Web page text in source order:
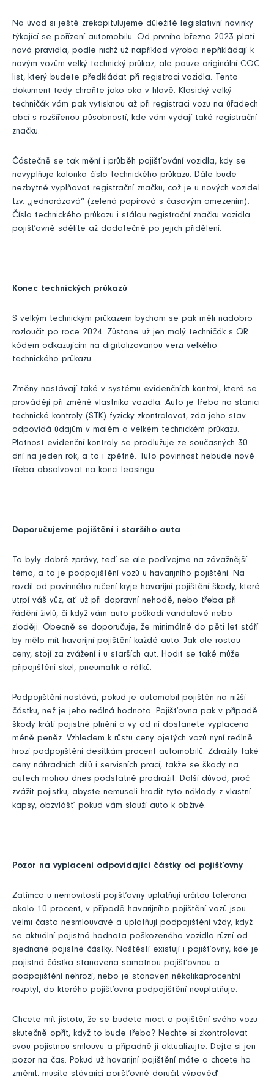
Na úvod si ještě zrekapitulujeme důležité legislativní novinky
týkající se pořízení automobilu. Od prvního března 2023 platí
nová pravidla, podle nichž už například výrobci nepřikládají k
novým vozům velký technický průkaz, ale pouze originální COC
list, který budete předkládat při registraci vozidla. Tento
dokument tedy chraňte jako oko v hlavě. Klasický velký
techničák vám pak vytisknou až při registraci vozu na úřadech
obcí s rozšířenou působností, kde vám vydají také registrační
značku.
Částečně se tak mění i průběh pojišťování vozidla, kdy se
nevyplňuje kolonka číslo technického průkazu. Dále bude
nezbytné vyplňovat registrační značku, což je u nových vozidel
tzv. „jednorázová“ (zelená papírová s časovým omezením).
Číslo technického průkazu i stálou registrační značku vozidla
pojišťovně sdělíte až dodatečně po jejich přidělení.
Konec technických průkazů
S velkým technickým průkazem bychom se pak měli nadobro
rozloučit po roce 2024. Zůstane už jen malý techničák s QR
kódem odkazujícím na digitalizovanou verzi velkého
technického průkazu.
Změny nastávají také v systému evidenčních kontrol, které se
provádějí při změně vlastníka vozidla. Auto je třeba na stanici
technické kontroly (STK) fyzicky zkontrolovat, zda jeho stav
odpovídá údajům v malém a velkém technickém průkazu.
Platnost evidenční kontroly se prodlužuje ze současných 30
dní na jeden rok, a to i zpětně. Tuto povinnost nebude nově
třeba absolvovat na konci leasingu.
Doporučujeme pojištění i staršího auta
To byly dobré zprávy, teď se ale podívejme na závažnější
téma, a to je podpojištění vozů u havarijního pojištění. Na
rozdíl od povinného ručení kryje havarijní pojištění škody, které
utrpí váš vůz, ať už při dopravní nehodě, nebo třeba při
řádění živlů, či když vám auto poškodí vandalové nebo
zloději. Obecně se doporučuje, že minimálně do pěti let stáří
by mělo mít havarijní pojištění každé auto. Jak ale rostou
ceny, stojí za zvážení i u starších aut. Hodit se také může
připojištění skel, pneumatik a ráfků.
Podpojištění nastává, pokud je automobil pojištěn na nižší
částku, než je jeho reálná hodnota. Pojišťovna pak v případě
škody krátí pojistné plnění a vy od ní dostanete vyplaceno
méně peněz. Vzhledem k růstu ceny ojetých vozů nyní reálně
hrozí podpojištění desítkám procent automobilů. Zdražily také
ceny náhradních dílů i servisních prací, takže se škody na
autech mohou dnes podstatně prodražit. Další důvod, proč
zvážit pojistku, abyste nemuseli hradit tyto náklady z vlastní
kapsy, obzvlášť pokud vám slouží auto k obživě.
Pozor na vyplacení odpovídající částky od pojišťovny
Zatímco u nemovitostí pojišťovny uplatňují určitou toleranci
okolo 10 procent, v případě havarijního pojištění vozů jsou
velmi často nesmlouvavé a uplatňují podpojištění vždy, když
se aktuální pojistná hodnota poškozeného vozidla různí od
sjednané pojistné částky. Naštěstí existují i pojišťovny, kde je
pojistná částka stanovena samotnou pojišťovnou a
podpojištění nehrozí, nebo je stanoven několikaprocentní
rozptyl, do kterého pojišťovna podpojištění neuplatňuje.
Chcete mít jistotu, že se budete moct o pojištění svého vozu
skutečně opřít, když to bude třeba? Nechte si zkontrolovat
svou pojistnou smlouvu a případně ji aktualizujte. Dejte si jen
pozor na čas. Pokud už havarijní pojištění máte a chcete ho